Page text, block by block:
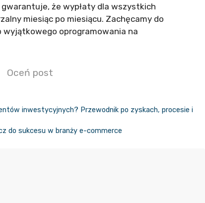
że wypłaty dla wszystkich
miesiąc po miesiącu. Zachęcamy do
oprogramowania na
Oceń post
inwestycyjnych? Przewodnik po zyskach, procesie i
do sukcesu w branży e-commerce